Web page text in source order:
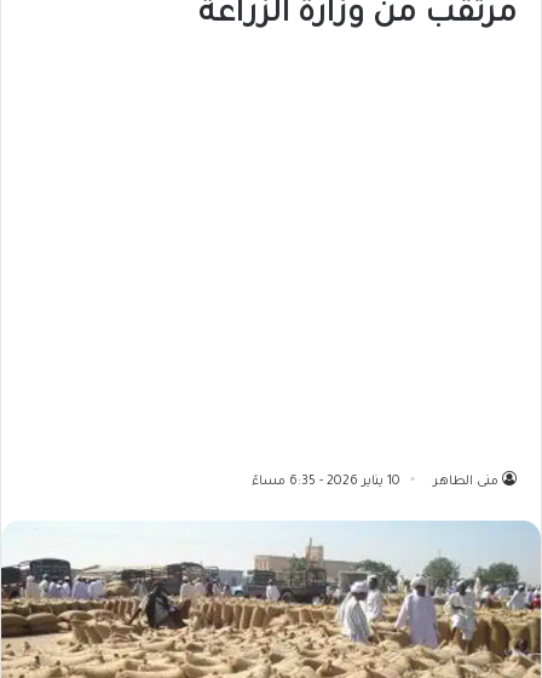
مرتقب من وزارة الزراعة
منى الطاهر 10 يناير 2026 - 6:35 مساءً